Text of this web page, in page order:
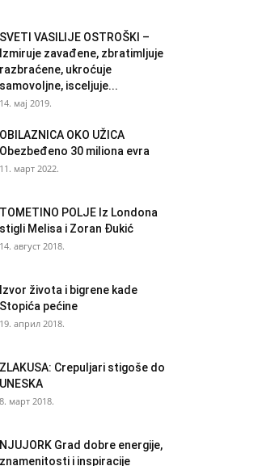
SVETI VASILIJE OSTROŠKI –
Izmiruje zavađene, zbratimljuje
razbraćene, ukroćuje
samovoljne, isceljuje...
14. мај 2019.
OBILAZNICA OKO UŽICA
Obezbeđeno 30 miliona evra
11. март 2022.
TOMETINO POLJE Iz Londona
stigli Melisa i Zoran Đukić
14. август 2018.
Izvor života i bigrene kade
Stopića pećine
19. април 2018.
ZLAKUSA: Crepuljari stigoše do
UNESKA
8. март 2018.
NJUJORK Grad dobre energije,
znamenitosti i inspiracije